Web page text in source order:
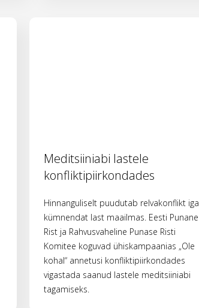
Meditsiiniabi lastele
konfliktipiirkondades
Hinnanguliselt puudutab relvakonflikt iga
kümnendat last maailmas. Eesti Punane
Rist ja Rahvusvaheline Punase Risti
Komitee koguvad ühiskampaanias „Ole
kohal“ annetusi konfliktipiirkondades
vigastada saanud lastele meditsiiniabi
tagamiseks.